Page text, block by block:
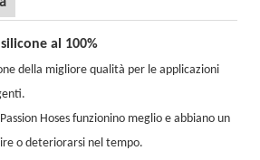
al 100%
della migliore qualità per le applicazioni
Hoses funzionino meglio e abbiano un
o deteriorarsi nel tempo.